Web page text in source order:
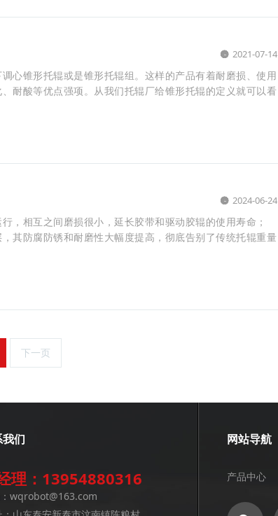
2021-07-14
心锥形托辊或是锥形托辊组。这样的产品有着耐磨损、使用
耐酸等优点强项。从我们托辊厂给锥形托辊的定义就可以看
2024-06-24
，相互之间磨损很小，延长胶带和驱动胶辊的使用寿命；
其防腐防锈和耐磨性大幅度提高，彻底告别了传统托辊重量
下一页
们
理：13954880316
wqrobot@163.com
网站导航
产品中心